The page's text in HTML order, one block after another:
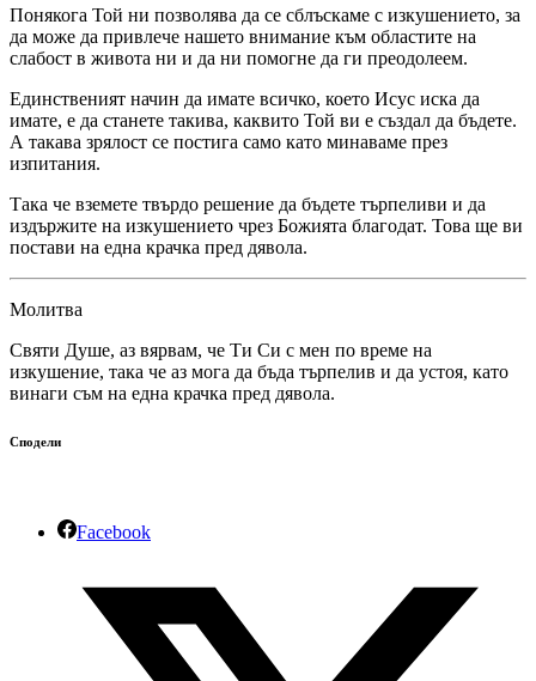
Понякога Той ни позволява да се сблъскаме с изкушението, за
да може да привлече нашето внимание към областите на
слабост в живота ни и да ни помогне да ги преодолеем.
Единственият начин да имате всичко, което Исус иска да
имате, е да станете такива, каквито Той ви е създал да бъдете.
А такава зрялост се постига само като минаваме през
изпитания.
Така че вземете твърдо решение да бъдете търпеливи и да
издържите на изкушението чрез Божията благодат. Това ще ви
постави на една крачка пред дявола.
Молитва
Святи Душе, аз вярвам, че Ти Си с мен по време на
изкушение, така че аз мога да бъда търпелив и да устоя, като
винаги съм на една крачка пред дявола.
Сподели
Facebook